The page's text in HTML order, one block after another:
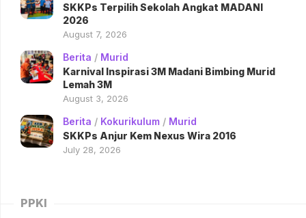
SKKPs Terpilih Sekolah Angkat MADANI
2026
August 7, 2026
Berita / Murid
Karnival Inspirasi 3M Madani Bimbing Murid
Lemah 3M
August 3, 2026
Berita / Kokurikulum / Murid
SKKPs Anjur Kem Nexus Wira 2016
July 28, 2026
PPKI